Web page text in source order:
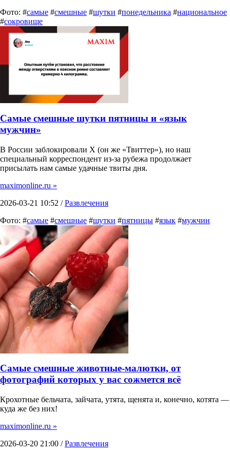
Фото: #самые #смешные #шутки #понедельника #национальное
#сокровище
Самые смешные шутки пятницы и «язык
мужчин»
В России заблокировали X (он же «Твиттер»), но наш
специальный корреспондент из-за рубежа продолжает
присылать нам самые удачные твиты дня.
maximonline.ru »
2026-03-21 10:52 /Развлечения
Фото: #самые #смешные #шутки #пятницы #язык #мужчин
Самые смешные животные-малютки, от
фотографий которых у вас сожмется всё
Крохотные бельчата, зайчата, утята, щенята и, конечно, котята —
куда же без них!
maximonline.ru »
2026-03-20 21:00 /Развлечения